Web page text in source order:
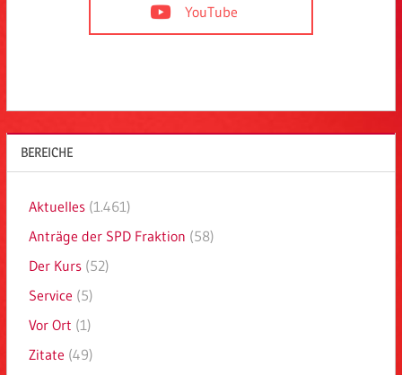
YouTube
BEREICHE
Aktuelles(1.461)
Anträge der SPD Fraktion (58)
Der Kurs(52)
Service (5)
Vor Ort (1)
Zitate (49)